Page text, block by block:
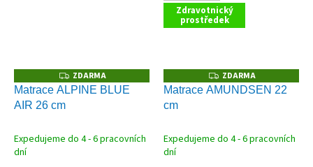
Z
D
A
ZDARMA
Matrace ALPINE BLUE
AIR 26 cm
Expedujeme do 4 - 6 pracovních
dní
Zdravotnický
prostředek
Z
D
A
ZDARMA
Matrace AMUNDSEN 22
cm
Expedujeme do 4 - 6 pracovních
dní